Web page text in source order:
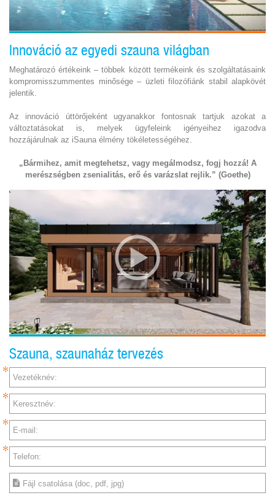
Innováció az egyedi szauna világban
Meghatározó értékeink – többek között termékeink és szolgáltatásaink
kompromisszummentes minősége – üzleti filozófiánk stabil alapkövét
jelentik.
Az innováció úttörőjeként ugyanakkor fontosnak tartjuk azokat a
változtatásokat is, melyek ügyfeleink igényeihez igazodva
hozzájárulnak az iSauna élmény tökéletességéhez.
„Bármihez, amit megtehetsz, vagy megálmodsz, fogj hozzá! A
merészségben zsenialitás, erő és varázslat rejlik.” (Goethe)
Szauna, szaunaház tervezés
Vezetéknév:
Keresztnév:
E-mail:
Telefon:
Fájl csatolása (doc, pdf, jpg)